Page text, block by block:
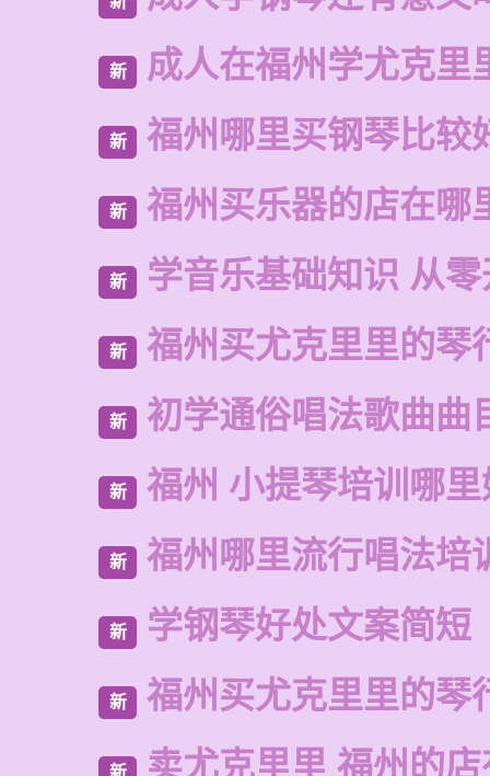
新 成人在福州学尤克里
新 福州哪里买钢琴比较
新 福州买乐器的店在哪
新 学音乐基础知识 从
新 福州买尤克里里的琴
新 初学通俗唱法歌曲曲
新 福州 小提琴培训哪
新 福州哪里流行唱法培
新 学钢琴好处文案简短
新 福州买尤克里里的琴
新 卖尤克里里 福州的